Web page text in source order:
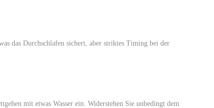
das Durchschlafen sichert, aber striktes Timing bei der
mit etwas Wasser ein. Widerstehen Sie unbedingt dem